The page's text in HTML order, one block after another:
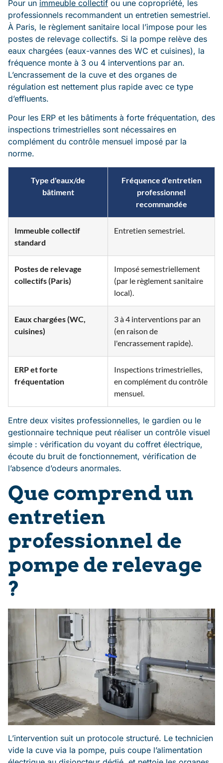
Pour un immeuble collectif ou une copropriété, les
professionnels recommandent un entretien semestriel.
À Paris, le règlement sanitaire local l’impose pour les
postes de relevage collectifs. Si la pompe relève des
eaux chargées (eaux-vannes des WC et cuisines), la
fréquence monte à 3 ou 4 interventions par an.
L’encrassement de la cuve et des organes de
régulation est nettement plus rapide avec ce type
d’effluents.
Pour les ERP et les bâtiments à forte fréquentation, des
inspections trimestrielles sont nécessaires en
complément du contrôle mensuel imposé par la
norme.
Type d'eaux/de
bâtiment
Fréquence d'entretien
professionnel
recommandée
Immeuble collectif
standard
Entretien semestriel.
Postes de relevage
collectifs (Paris)
Imposé semestriellement
(par le règlement sanitaire
local).
Eaux chargées (WC,
cuisines)
3 à 4 interventions par an
(en raison de
l'encrassement rapide).
ERP et forte
fréquentation
Inspections trimestrielles,
en complément du contrôle
mensuel.
Entre deux visites professionnelles, le gardien ou le
gestionnaire technique peut réaliser un contrôle visuel
simple : vérification du voyant du coffret électrique,
écoute du bruit de fonctionnement, vérification de
l’absence d’odeurs anormales.
Que comprend un
entretien
professionnel de
pompe de relevage
?
L’intervention suit un protocole structuré. Le technicien
vide la cuve via la pompe, puis coupe l’alimentation